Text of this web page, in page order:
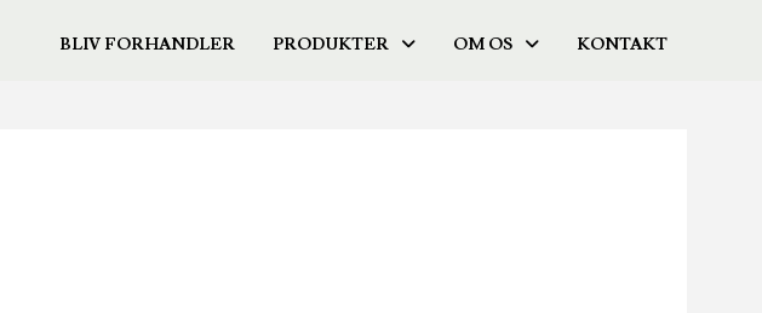
BLIV FORHANDLER PRODUKTER OM OS KONTAKT